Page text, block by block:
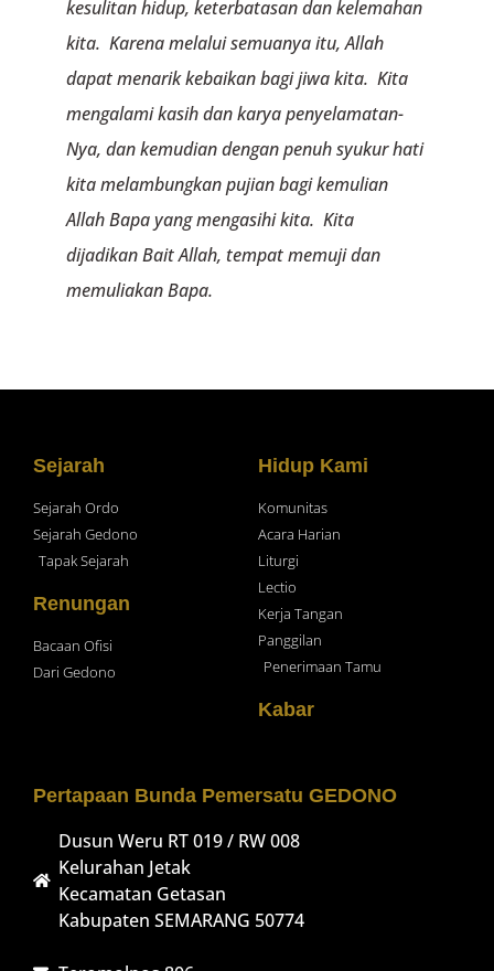
kesulitan hidup, keterbatasan dan kelemahan
kita. Karena melalui semuanya itu, Allah
dapat menarik kebaikan bagi jiwa kita. Kita
mengalami kasih dan karya penyelamatan-
Nya, dan kemudian dengan penuh syukur hati
kita melambungkan pujian bagi kemulian
Allah Bapa yang mengasihi kita. Kita
dijadikan Bait Allah, tempat memuji dan
memuliakan Bapa.
Sejarah
Sejarah Ordo
Sejarah Gedono
Tapak Sejarah
Renungan
Bacaan Ofisi
Dari Gedono
Hidup Kami
Komunitas
Acara Harian
Liturgi
Lectio
Kerja Tangan
Panggilan
Penerimaan Tamu
Kabar
Pertapaan Bunda Pemersatu GEDONO
Dusun Weru RT 019 / RW 008
Kelurahan Jetak
Kecamatan Getasan
Kabupaten SEMARANG 50774